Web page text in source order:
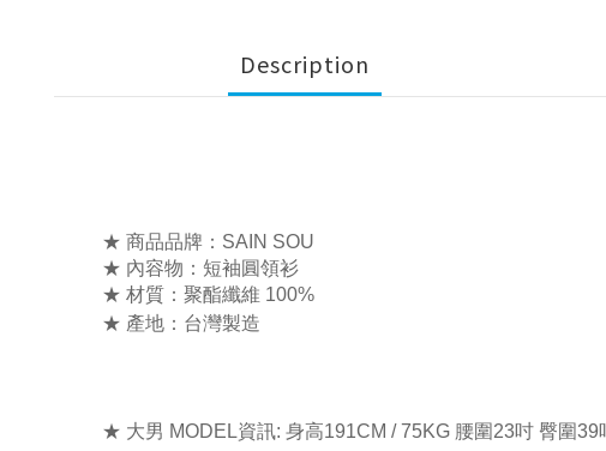
Description
★ 商品品牌：SAIN SOU
★ 內容物： 短袖圓領衫
★ 材質： 聚酯纖維 100%
★ 產地：台灣製造
★ 大男 MODEL資訊: 身高191CM / 75KG 腰圍23吋 臀圍39